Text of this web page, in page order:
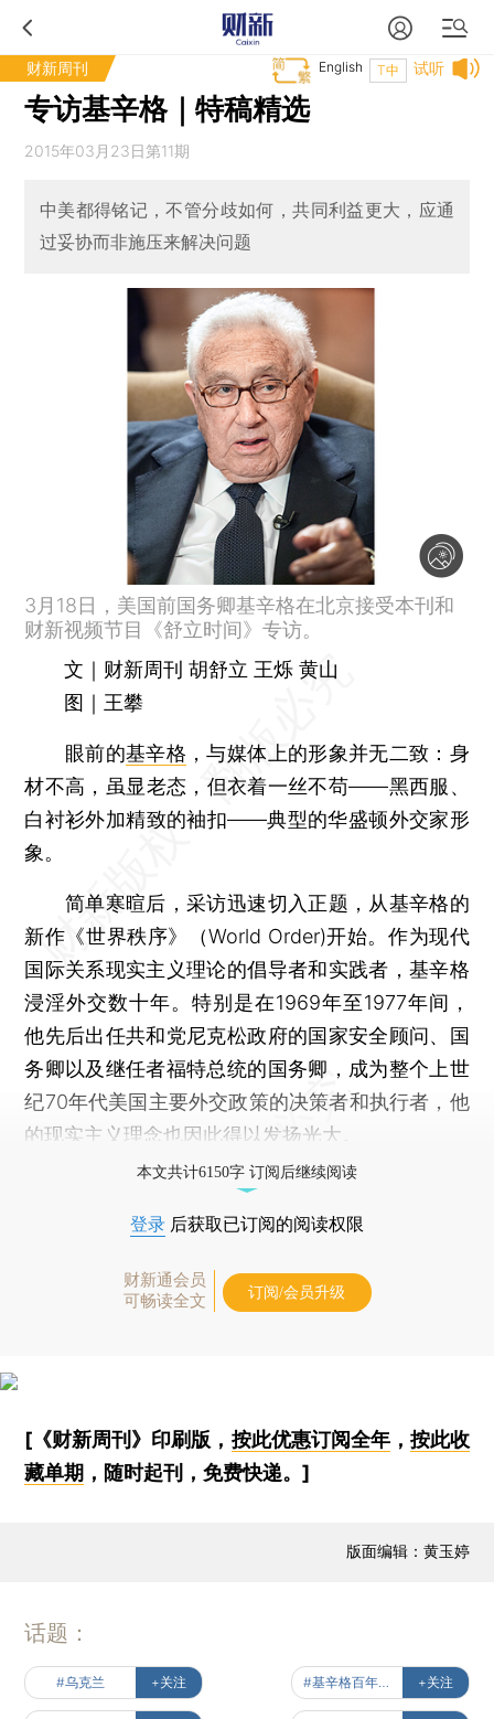
财新周刊 试听
T中
English
专访基辛格｜特稿精选
2015年03月23日第11期
中美都得铭记，不管分歧如何，共同利益更大，应通
过妥协而非施压来解决问题
3月18日，美国前国务卿基辛格在北京接受本刊和
财新视频节目《舒立时间》专访。
文｜财新周刊 胡舒立 王烁 黄山
图｜王攀
眼前的基辛格 ，与媒体上的形象并无二致：身
材不高，虽显老态，但衣着一丝不苟——黑西服、
白衬衫外加精致的袖扣——典型的华盛顿外交家形
象。
简单寒暄后，采访迅速切入正题，从基辛格的
新作《世界秩序》（World Order)开始。作为现代
国际关系现实主义理论的倡导者和实践者，基辛格
浸淫外交数十年。特别是在1969年至1977年间，
他先后出任共和党尼克松政府的国家安全顾问、国
务卿以及继任者福特总统的国务卿，成为整个上世
纪70年代美国主要外交政策的决策者和执行者，他
的现实主义理念也因此得以发扬光大。
本文共计6150字 订阅后继续阅读
登录 后获取已订阅的阅读权限
财新通会员
可畅读全文
订阅/会员升级
[《财新周刊》印刷版， 按此优惠订阅全年， 按此收
藏单期 ，随时起刊，免费快递。]
版面编辑：黄玉婷
话题：
#乌克兰 +关注 #基辛格百年风云 +关注